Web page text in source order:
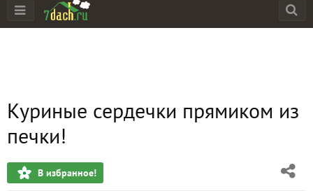
Куриные сердечки прямиком из
печки!
В избранное!